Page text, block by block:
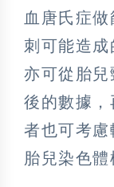
血唐氏症
刺可能造成
亦可從胎
後的數據
者也可考
胎兒染色體